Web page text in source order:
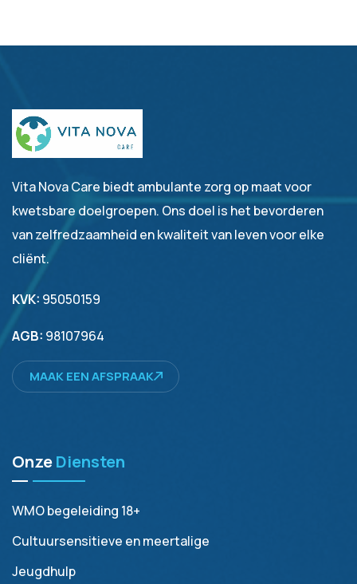
Vita Nova Care biedt ambulante zorg op maat voor
kwetsbare doelgroepen. Ons doel is het bevorderen
van zelfredzaamheid en kwaliteit van leven voor elke
cliënt.
KVK: 95050159
AGB: 98107964
MAAK EEN AFSPRAAK
OnzeDiensten
WMO begeleiding 18+
Cultuursensitieve en meertalige
Jeugdhulp